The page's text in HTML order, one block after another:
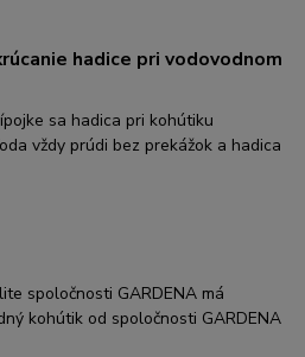
hadice pri vodovodnom
sa hadica pri kohútiku
vždy prúdi bez prekážok a hadica
spoločnosti GARDENA má
kohútik od spoločnosti GARDENA